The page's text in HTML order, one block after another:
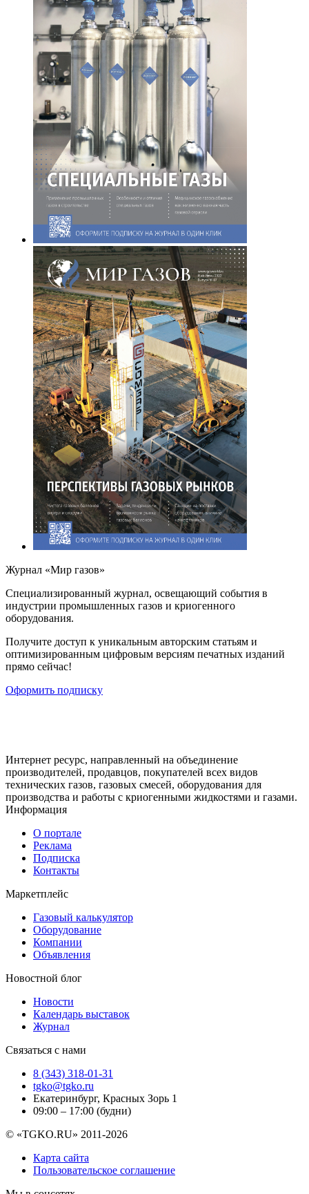
Журнал «Мир газов»
Cпециализированный журнал, освещающий события в
индустрии промышленных газов и криогенного
оборудования.
Получите доступ к уникальным авторским статьям и
оптимизированным цифровым версиям печатных изданий
прямо сейчас!
Оформить подписку
Интернет ресурс, направленный на объединение
производителей, продавцов, покупателей всех видов
технических газов, газовых смесей, оборудования для
производства и работы с криогенными жидкостями и газами.
Информация
О портале
Реклама
Подписка
Контакты
Маркетплейс
Газовый калькулятор
Оборудование
Компании
Объявления
Новостной блог
Новости
Календарь выставок
Журнал
Связаться с нами
8 (343) 318-01-31
tgko@tgko.ru
Екатеринбург, Красных Зорь 1
09:00 – 17:00 (будни)
© «TGKO.RU» 2011-2026
Карта сайта
Пользовательское соглашение